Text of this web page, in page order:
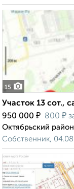
15
Участок 13 сот.,
950 000 ₽ 800 ₽
Октябрьский
Собственник,